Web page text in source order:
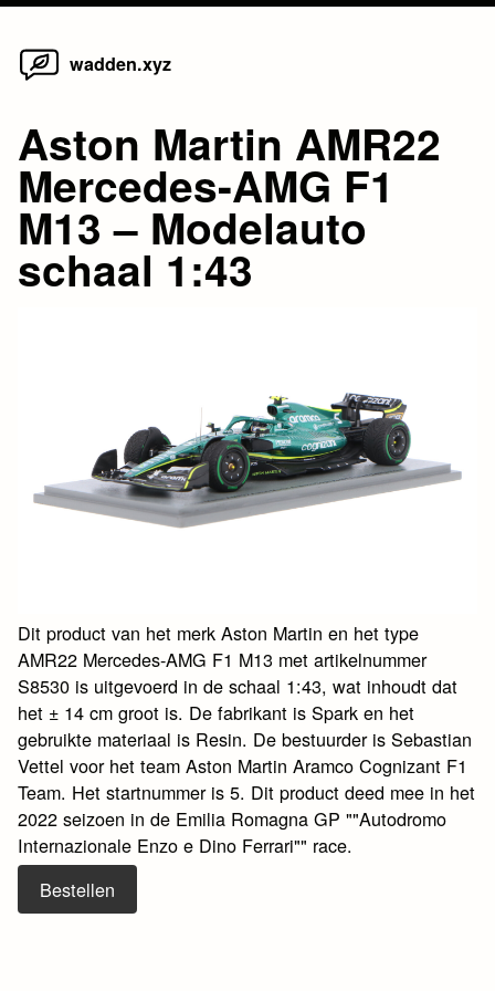
Skip
wadden.xyz
Aston Martin AMR22
Mercedes-AMG F1
M13 – Modelauto
schaal 1:43
Dit product van het merk Aston Martin en het type
AMR22 Mercedes-AMG F1 M13 met artikelnummer
S8530 is uitgevoerd in de schaal 1:43, wat inhoudt dat
het ± 14 cm groot is. De fabrikant is Spark en het
gebruikte materiaal is Resin. De bestuurder is Sebastian
Vettel voor het team Aston Martin Aramco Cognizant F1
Team. Het startnummer is 5. Dit product deed mee in het
2022 seizoen in de Emilia Romagna GP ""Autodromo
Internazionale Enzo e Dino Ferrari"" race.
Bestellen